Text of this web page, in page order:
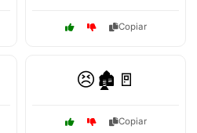
Copiar
😣🏚️🚪
Copiar